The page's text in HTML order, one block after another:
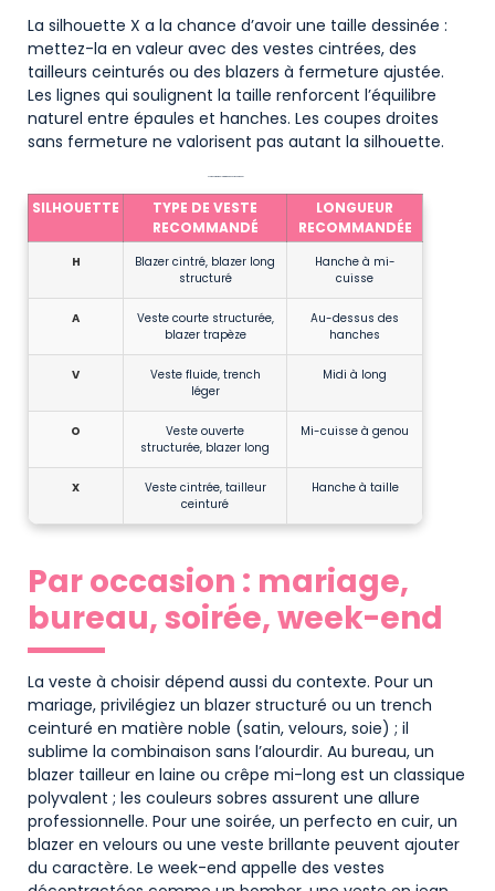
La silhouette X a la chance d’avoir une taille dessinée :
mettez-la en valeur avec des vestes cintrées, des
tailleurs ceinturés ou des blazers à fermeture ajustée.
Les lignes qui soulignent la taille renforcent l’équilibre
naturel entre épaules et hanches. Les coupes droites
sans fermeture ne valorisent pas autant la silhouette.
SILHOUETTE
TYPE DE VESTE
RECOMMANDÉ
LONGUEUR
RECOMMANDÉE
H
Blazer cintré, blazer long
structuré
Hanche à mi-
cuisse
A
Veste courte structurée,
blazer trapèze
Au-dessus des
hanches
V
Veste fluide, trench
léger
Midi à long
O
Veste ouverte
structurée, blazer long
Mi-cuisse à genou
X
Veste cintrée, tailleur
ceinturé
Hanche à taille
Par occasion : mariage,
bureau, soirée, week-end
La veste à choisir dépend aussi du contexte. Pour un
mariage, privilégiez un blazer structuré ou un trench
ceinturé en matière noble (satin, velours, soie) ; il
sublime la combinaison sans l’alourdir. Au bureau, un
blazer tailleur en laine ou crêpe mi-long est un classique
polyvalent ; les couleurs sobres assurent une allure
professionnelle. Pour une soirée, un perfecto en cuir, un
blazer en velours ou une veste brillante peuvent ajouter
du caractère. Le week-end appelle des vestes